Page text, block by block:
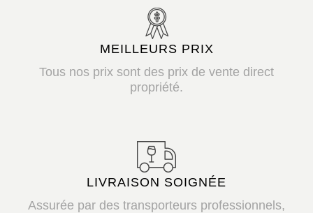
MEILLEURS PRIX
Tous nos prix sont des prix de vente direct
propriété.
LIVRAISON SOIGNÉE
Assurée par des transporteurs professionnels,